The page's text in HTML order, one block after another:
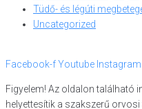
Tüdő- és légúti
Uncategorized
Facebook-fYoutube Instagram
Figyelem! Az oldalon található
helyettesítik a szakszerű